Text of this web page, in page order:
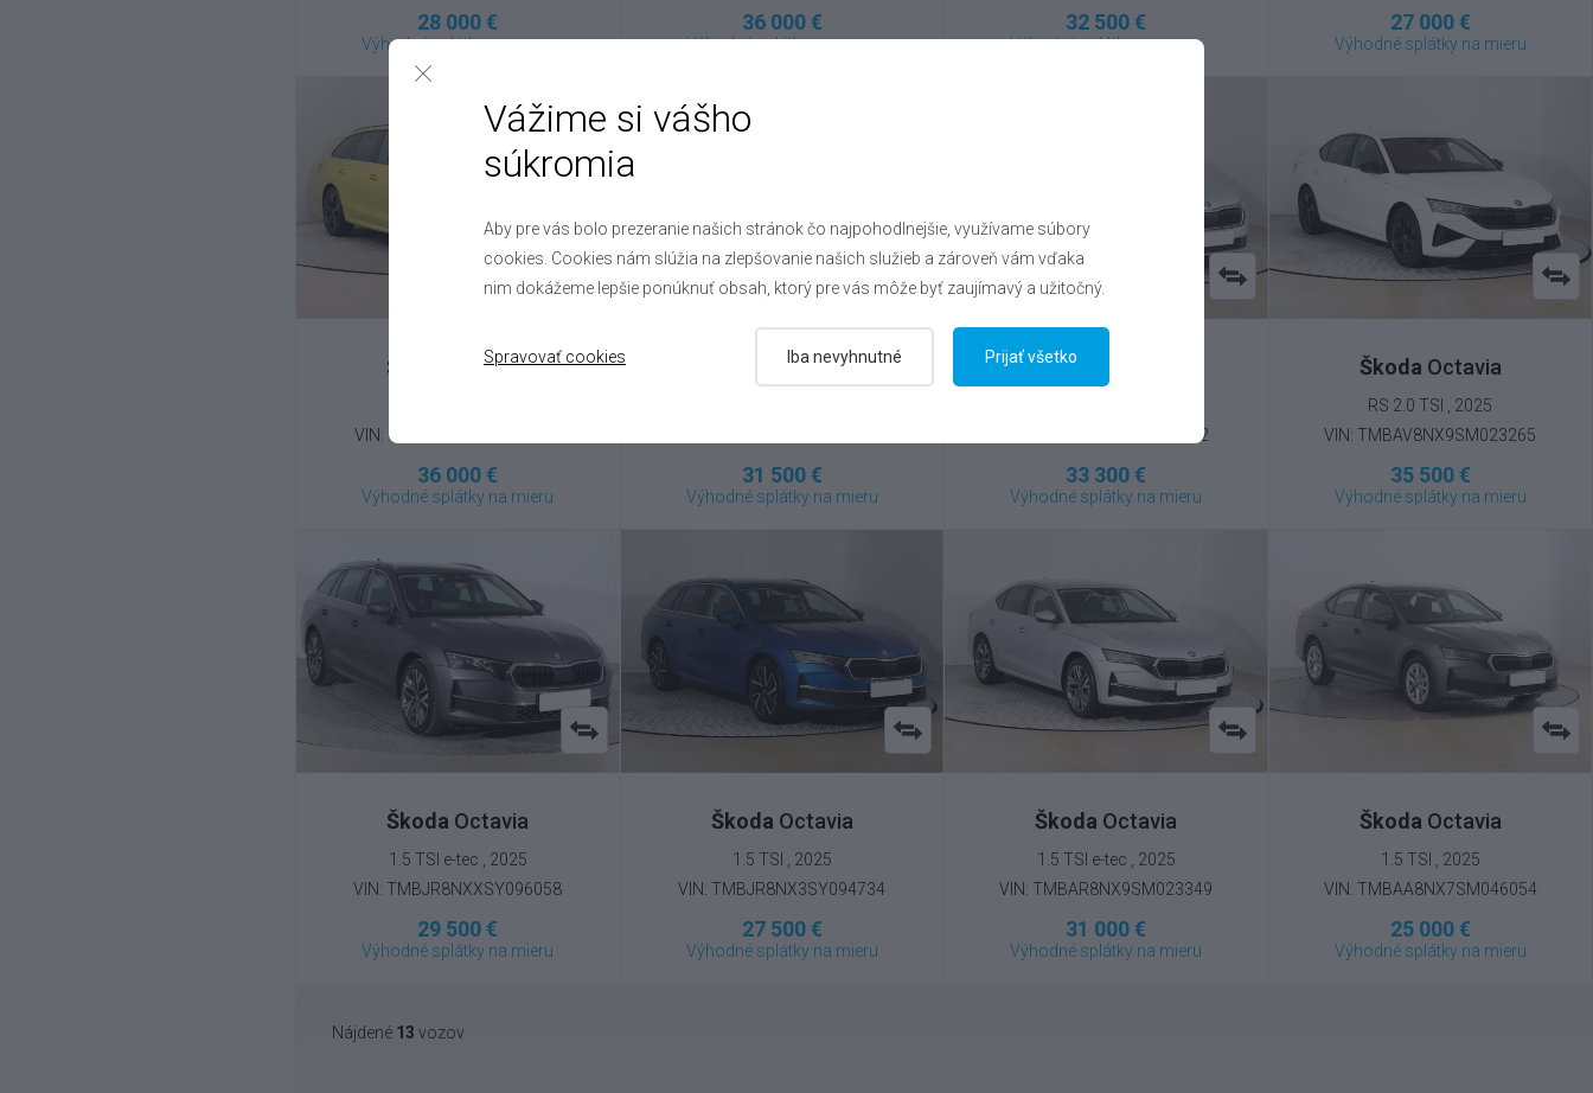
28 000 €
Výhodné splátky na mieru
36 000 €
Výhodné splátky na mieru
32 500 €
Výhodné splátky na mieru
27 000 €
Výhodné splátky na mieru
Škoda Octavia
VIN: TMBJV8NX7SY105679
36 000 €
Výhodné splátky na mieru
Octavia
31 500 €
Výhodné splátky na mieru
Škoda
VIN: TMBJJ8NX1SY094352
33 300 €
Výhodné splátky na mieru
Škoda Octavia
RS 2.0 TSI , 2025
VIN: TMBAV8NX9SM023265
35 500 €
Výhodné splátky na mieru
Škoda Octavia
1.5 TSI e-tec , 2025
VIN: TMBJR8NXXSY096058
29 500 €
Výhodné splátky na mieru
Škoda Octavia
1.5 TSI , 2025
VIN: TMBJR8NX3SY094734
27 500 €
Výhodné splátky na mieru
Škoda Octavia
1.5 TSI e-tec , 2025
VIN: TMBAR8NX9SM023349
31 000 €
Výhodné splátky na mieru
Škoda Octavia
1.5 TSI , 2025
VIN: TMBAA8NX7SM046054
25 000 €
Výhodné splátky na mieru
Nájdené 13 vozov
Vážime si vášho
súkromia
Aby pre vás bolo prezeranie našich stránok čo najpohodlnejšie, využívame súbory
cookies. Cookies nám slúžia na zlepšovanie našich služieb a zároveň vám vďaka
nim dokážeme lepšie ponúknuť obsah, ktorý pre vás môže byť zaujímavý a užitočný.
Spravovať cookies Iba nevyhnutné Prijať všetko